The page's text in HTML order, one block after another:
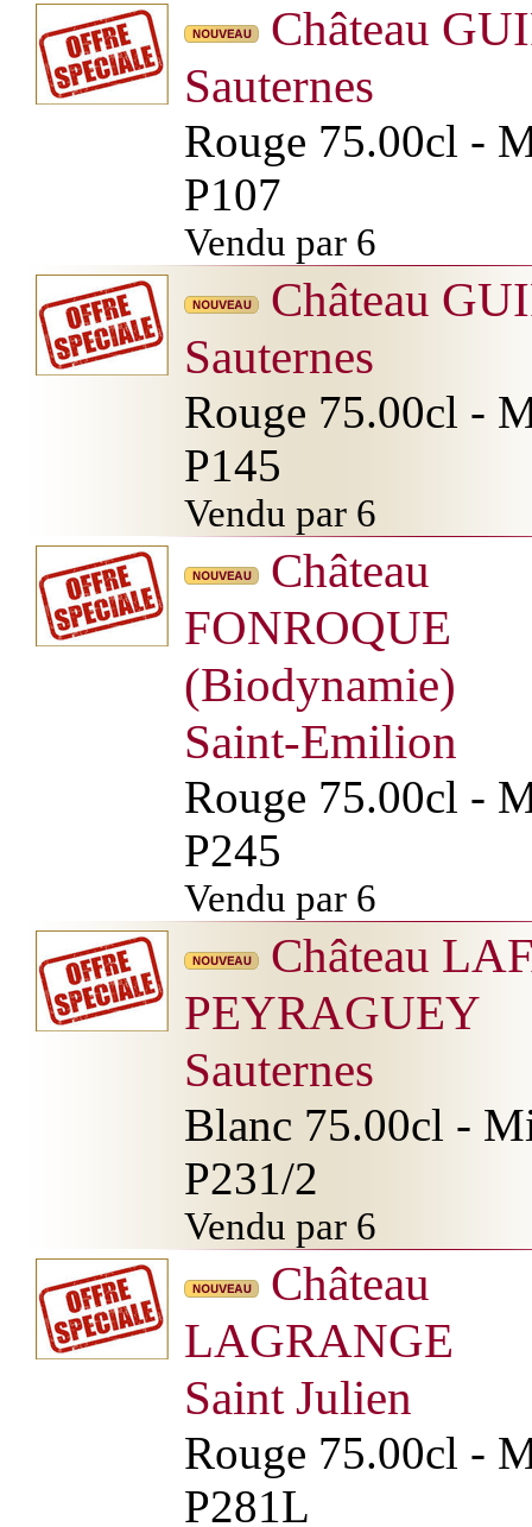
Château
Sauternes
Rouge 75.00cl -
P107
Vendu par 6
Château
Sauternes
Rouge 75.00cl -
P145
Vendu par 6
Château
FONROQUE
(Biodynamie)
Saint-Emilion
Rouge 75.00cl -
P245
Vendu par 6
Château
PEYRAGUEY
Sauternes
Blanc 75.00cl -
P231/2
Vendu par 6
Château
LAGRANGE
Saint Julien
Rouge 75.00cl -
P281L